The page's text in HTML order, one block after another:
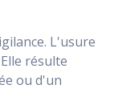
L'usure
résulte
ou d'un